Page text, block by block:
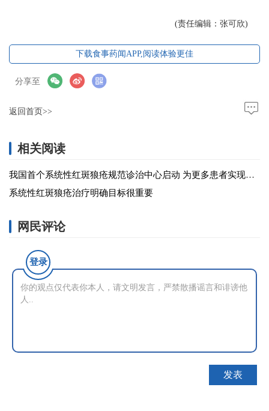
(责任编辑：张可欣)
下载食事药闻APP,阅读体验更佳
分享至
返回首页>>
相关阅读
我国首个系统性红斑狼疮规范诊治中心启动 为更多患者实现治疗“双达标”
系统性红斑狼疮治疗明确目标很重要
网民评论
登录